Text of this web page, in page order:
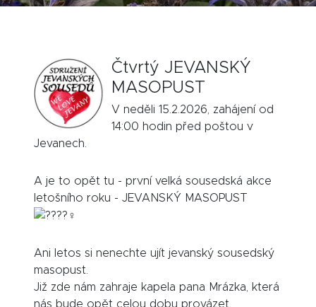
Čtvrtý JEVANSKÝ
MASOPUST
V neděli 15.2.2026, zahájení od
14:00 hodin před poštou v
Jevanech.
A je to opět tu - první velká sousedská akce
letošního roku - JEVANSKÝ MASOPUST
Ani letos si nenechte ujít jevanský sousedský
masopust.
Již zde nám zahraje kapela pana Mrázka, která
nás bude opět celou dobu provázet.